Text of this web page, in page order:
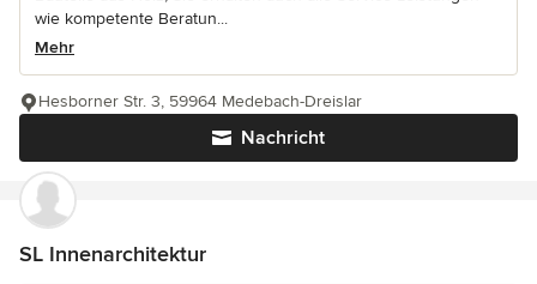
wie kompetente Beratun...
Mehr
Nachricht
Hesborner Str. 3, 59964 Medebach-Dreislar
SL Innenarchitektur